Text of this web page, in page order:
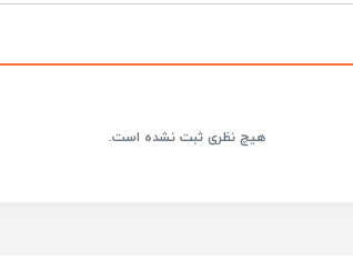
هیچ نظری ثبت نشده است.